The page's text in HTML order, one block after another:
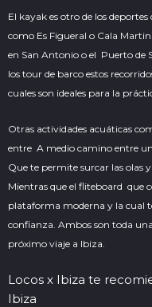
El kayak es otro de los
como Es Figueral o Cala
en San Antonio o el Puerto de
los tour de barco estos
cuales son ideales para la
Otras actividades acuáticas
entre A medio camino entre
Que te permite surcar las olas
Mientras que el fliteboard que
plataforma moderna y la cual
confianza. Ambos son toda
próximo viaje a Ibiza.
Locos x Ibiza te
Ibiza